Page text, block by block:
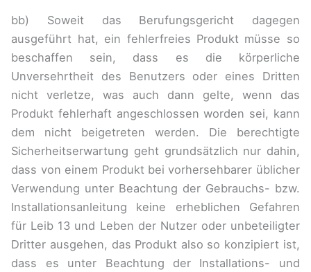
bb) Soweit das Berufungsgericht dagegen
ausgeführt hat, ein fehlerfreies Produkt müsse so
beschaffen sein, dass es die körperliche
Unversehrtheit des Benutzers oder eines Dritten
nicht verletze, was auch dann gelte, wenn das
Produkt fehlerhaft angeschlossen worden sei, kann
dem nicht beigetreten werden. Die berechtigte
Sicherheitserwartung geht grundsätzlich nur dahin,
dass von einem Produkt bei vorhersehbarer üblicher
Verwendung unter Beachtung der Gebrauchs- bzw.
Installationsanleitung keine erheblichen Gefahren
für Leib 13 und Leben der Nutzer oder unbeteiligter
Dritter ausgehen, das Produkt also so konzipiert ist,
dass es unter Beachtung der Installations- und